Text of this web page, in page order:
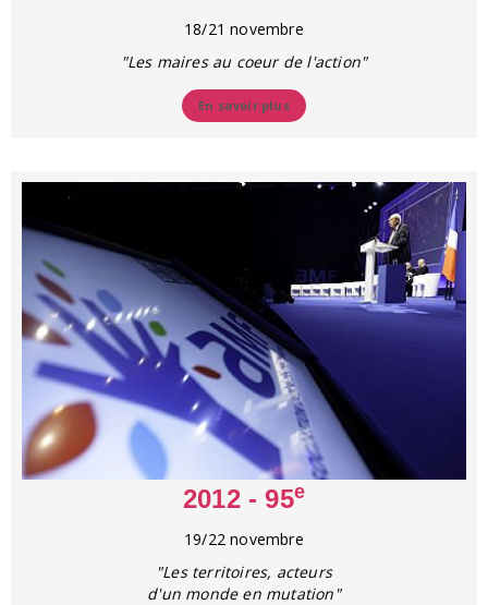
18/21 novembre
"Les maires au coeur de l'action"
En savoir plus
2012 - 95e
19/22 novembre
"Les territoires, acteurs
d'un monde en mutation"